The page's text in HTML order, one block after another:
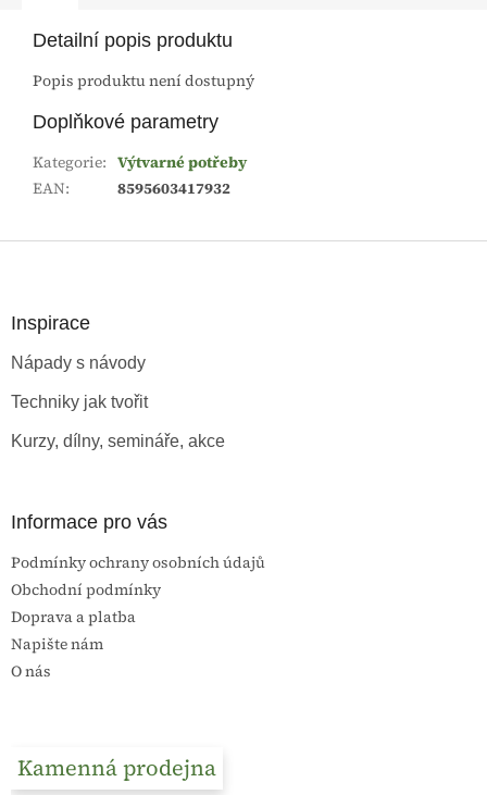
Detailní popis produktu
Popis produktu není dostupný
Doplňkové parametry
Kategorie: Výtvarné potřeby
EAN: 8595603417932
Inspirace
Nápady s návody
Techniky jak tvořit
Kurzy, dílny, semináře, akce
Informace pro vás
Podmínky ochrany osobních údajů
Obchodní podmínky
Doprava a platba
Napište nám
O nás
Kamenná prodejna